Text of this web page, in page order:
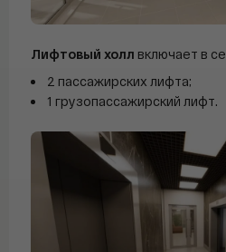
Лифтовый холл включает в
2 пассажирских лифта;
1 грузопассажирский лифт.